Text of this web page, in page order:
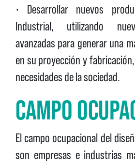
• Desarrollar nuevos
Industrial, utilizando
avanzadas para generar una
en su proyección y
necesidades de la sociedad.
CAMPO
El campo ocupacional del
son empresas e industrias